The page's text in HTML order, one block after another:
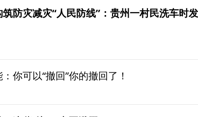
防灾减灾“人民防线”：贵州一村民洗车时
你可以“撤回”你的撤回了！